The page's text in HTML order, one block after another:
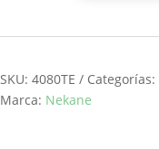
SKU: 4080TE Categorías:
Marca: Nekane